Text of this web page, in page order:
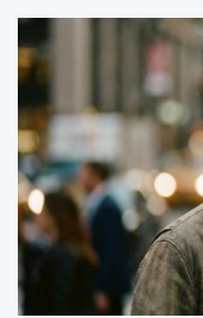
c
z
o
ć
b
a
n
n
i
c
e
i
e
:
j
k
,
a
y
d
r
o
w
p